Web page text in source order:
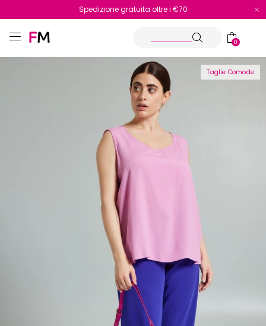
Reso facile e veloce
Spedizione gratuita oltre i €70
0
Taglie Comode